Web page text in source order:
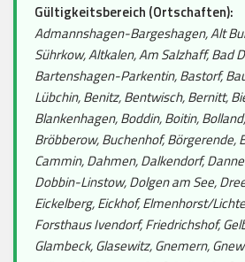
Gültigkeitsbereich (Ortschaften):
Admannshagen-Bargeshagen, Alt
Sührkow, Altkalen, Am Salzhaff, Bad
Bartenshagen-Parkentin, Bastorf,
Lübchin, Benitz, Bentwisch, Bernitt,
Blankenhagen, Boddin, Boitin,
Bröbberow, Buchenhof, Börgerende,
Cammin, Dahmen, Dalkendorf,
Dobbin-Linstow, Dolgen am See,
Eickelberg, Eickhof, Elmenhorst/
Forsthaus Ivendorf, Friedrichshof,
Glambeck, Glasewitz, Gnemern,